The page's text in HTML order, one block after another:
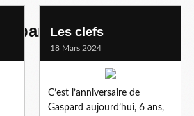
Les clefs
18 Mars 2024
C’est l’anniversaire de
Gaspard aujourd’hui, 6 ans,